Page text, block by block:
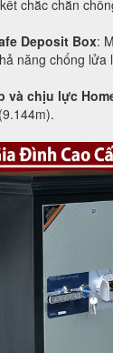
chắc chắn
Deposit Box:
năng chống lửa
và chịu lực